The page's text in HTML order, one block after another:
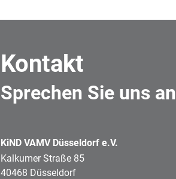
Kontakt
Sprechen Sie uns an
KiND VAMV Düsseldorf e.V.
Kalkumer Straße 85
40468 Düsseldorf